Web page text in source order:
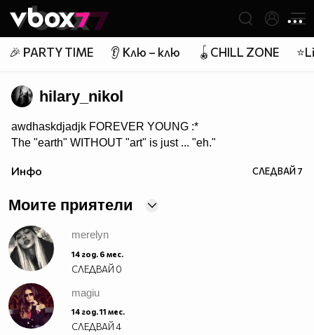
👾
🎉 PARTY TIME 👂 Клю – клю 🪀CHILL ZONE
hilary_nikol
awdhaskdjadjk FOREVER YOUNG :*
The "earth" WITHOUT "art" is just ... "eh."
Инфо СЛЕДВАЙ7
Моите приятели
merelyn
14 год. 6 мес.
СЛЕДВАЙ 0
magiu
14 год. 11 мес.
СЛЕДВАЙ4